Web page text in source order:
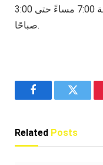
ومن الاثنين إلى الجمعة من الساعة 7:00 مساءً حتى 3:00
صباحًا.
FacebookTwitter
Related Posts